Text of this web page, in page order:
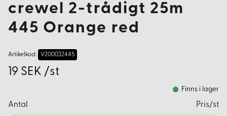
crewel 2-trådigt 25m
445 Orange red
Artikelkod: V200032445
19 SEK /st
Finns i lager
Antal Pris/st